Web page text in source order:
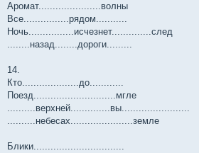
Аромат......................волны
Все................рядом...........
Ночь................исчезнет..............след
........назад........дороги.........
14.
Кто....................до............
Поезд.............................мгле
..........верхней..............вы........................
..........небесах......................земле
Блики................................